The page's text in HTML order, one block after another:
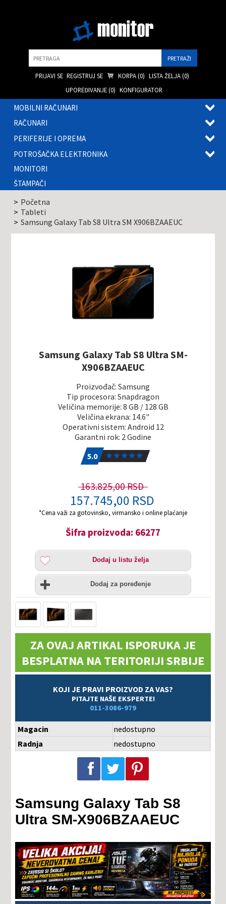
PRIJAVI SE REGISTRUJ SE KORPA (0) LISTA ŽELJA (0)
UPOREĐIVANJE (0) KONFIGURATOR
MOBILNI RAČUNARI
RAČUNARI
PERIFERIJE I OPREMA
POTROŠAČKA ELEKTRONIKA
MONITORI
ŠTAMPAČI
Početna
Tableti
Samsung Galaxy Tab S8 Ultra SM X906BZAAEUC
Samsung Galaxy Tab S8 Ultra SM-
X906BZAAEUC
Proizvođač: Samsung
Tip procesora: Snapdragon
Veličina memorije: 8 GB / 128 GB
Veličina ekrana: 14.6"
Operativni sistem: Android 12
Garantni rok: 2 Godine
5.0
163.825,00 RSD
157.745,00 RSD
*Cena važi za gotovinsko, virmansko i online plaćanje
Šifra proizvoda: 66277
Dodaj
listu
želja
Dodaj u listu želja
Uporedi
Dodaj za poređenje
ZA OVAJ ARTIKAL ISPORUKA JE
BESPLATNA NA TERITORIJI SRBIJE
KOJI JE PRAVI PROIZVOD ZA VAS?
PITAJTE NAŠE EKSPERTE!
011-3086-979
Magacin
nedostupno
Radnja
nedostupno
Podeli na Facebook-u Podeli na Twitter-u Podeli na Pinterest-u
Samsung Galaxy Tab S8
Ultra SM-X906BZAAEUC